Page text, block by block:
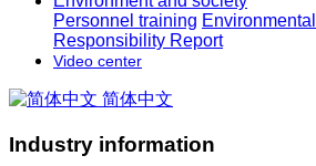
Personnel training
Responsibility Report
Video center
简体中文
Industry information